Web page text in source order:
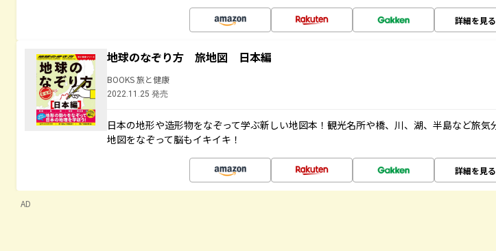
詳細を見る
地球のなぞり方 旅地図 日本編
BOOKS 旅と健康
2022.11.25 発売
日本の地形や造形物をなぞって学ぶ新しい地図本！観光名所や橋、川、湖、半島など旅気
地図をなぞって脳もイキイキ！
詳細を見る
AD